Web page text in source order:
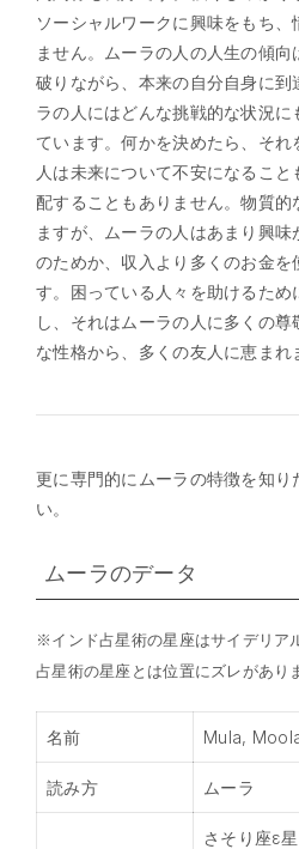
ソーシャルワークに興味をもち
ません。ムーラの人の人生の傾
破りながら、本来の自分自身に到
ラの人にはどんな挑戦的な状況に
ています。何かを決めたら、そ
人は未来について不安になるこ
配することもありません。物質的
ますが、ムーラの人はあまり興
のためか、収入より多くのお金を
す。困っている人々を助けるため
し、それはムーラの人に多くの
な性格から、多くの友人に恵まれ
更に専門的にムーラの特徴を知り
い。
ムーラのデータ
※インド占星術の星座はサイデリア
占星術の星座とは位置にズレがあり
名前 Mula,
読み方 ムーラ
さそり座ε